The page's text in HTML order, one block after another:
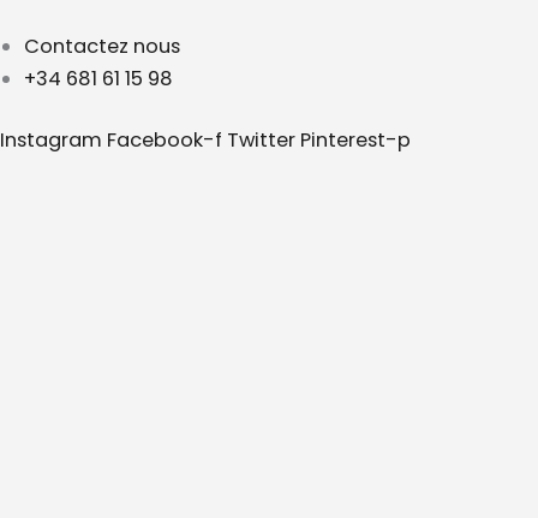
Contactez nous
+34 681 61 15 98
Instagram Facebook-f Twitter Pinterest-p